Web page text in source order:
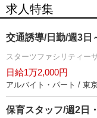
求人特集
交通誘導/日勤/週3日
スターツファシリティー
日給1万2,000円
アルバイト・パート / 東
保育スタッフ/週2日